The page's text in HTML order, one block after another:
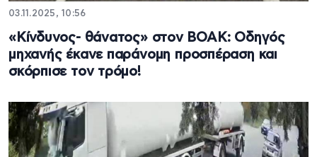
03.11.2025, 10:56
«Κίνδυνος- θάνατος» στον ΒΟΑΚ: Οδηγός
μηχανής έκανε παράνομη προσπέραση και
σκόρπισε τον τρόμο!